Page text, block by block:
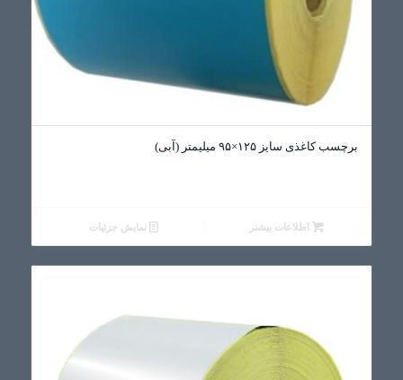
برچسب کاغذی سایز ۱۲۵×۹۵ میلیمتر (آبی)
اطلاعات بیشتر نمایش جزئیات